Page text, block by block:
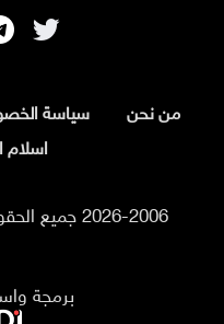
من نحن سياسة
اسلام
2026-2006 جميع الحقوق محفوظة لموقع السوسنة
برمجة